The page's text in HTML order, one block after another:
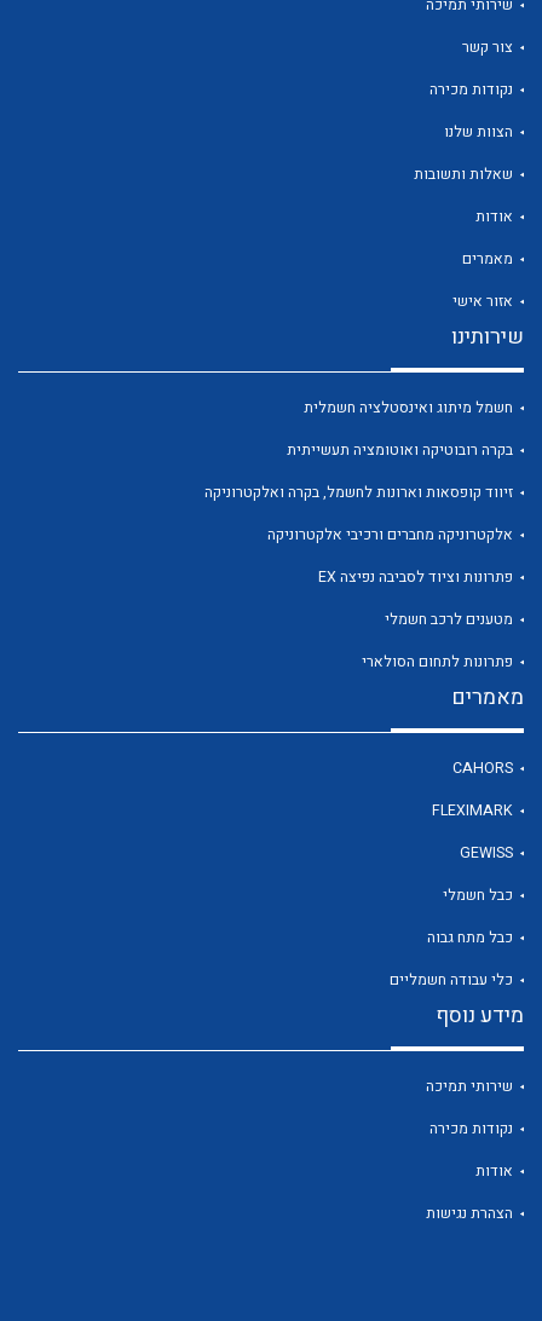
לכל מוצרי היצרן
שירותי תמיכה
צור קשר
נקודות מכירה
הצוות שלנו
שאלות ותשובות
אודות
מאמרים
אזור אישי
שירותינו
חשמל מיתוג ואינסטלציה חשמלית
בקרה רובוטיקה ואוטומציה תעשייתית
זיווד קופסאות וארונות לחשמל, בקרה ואלקטרוניקה
אלקטרוניקה מחברים ורכיבי אלקטרוניקה
פתרונות וציוד לסביבה נפיצה EX
מטענים לרכב חשמלי
פתרונות לתחום הסולארי
מאמרים
CAHORS
FLEXIMARK
GEWISS
כבל חשמלי
כבל מתח גבוה
כלי עבודה חשמליים
מידע נוסף
שירותי תמיכה
נקודות מכירה
אודות
הצהרת נגישות